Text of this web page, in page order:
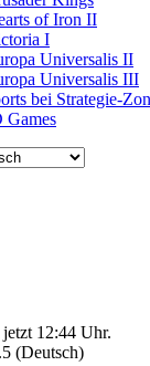
of Iron II
I
Universalis II
Universalis III
bei Strategie-
12:44 Uhr.
(Deutsch)